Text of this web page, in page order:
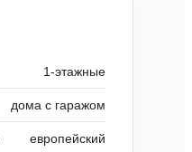
1-этажные
дома с гаражом
европейский